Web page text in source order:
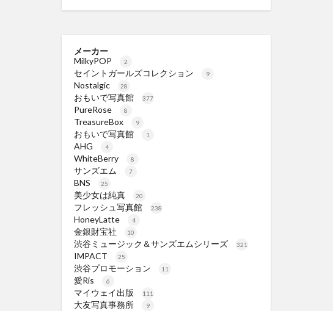
メーカー
MilkyPOP
2
セイントガールズコレクション 9
Nostalgic 28
おもいで写真館 377
PureRose 8
TreasureBox 9
おもいで写真館 1
AHG 4
WhiteBerry 8
サンズエム 7
BNS 25
美少女は純真 20
フレッシュ写真館 238
HoneyLatte 4
金銀財宝社 10
渋谷ミュージック＆サンズエムシリーズ 321
IMPACT 25
渋谷プロモーション 11
愛Ris 6
マイウェイ出版 111
大友写真事務所 9